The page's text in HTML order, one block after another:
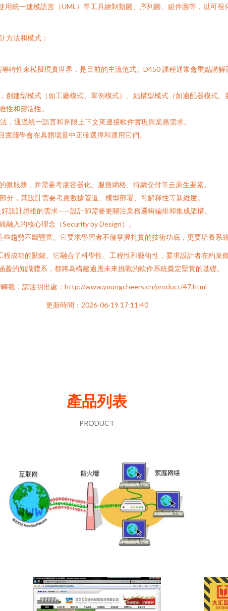
用統一建模語言（UML）等工具繪制類圖、序列圖、組件圖等，以可
方法和模式：
特性來模擬現實世界，是目前的主流范式。D450 課程通常會重點講解面
，創建型模式（如工廠模式、單例模式）、結構型模式（如適配器模式
性和靈活性。
通過統一語言和界限上下文來連接軟件實現與業務需求。
踐學會在具體場景中正確選擇和運用它們。
務，并需要考慮容器化、服務網格、持續交付等云原生要素。
，其設計需要考慮數據管道、模型部署、可解釋性等新維度。
計思維的需求——設計師需要更關注業務邏輯編排和集成架構。
的核心理念（Security by Design）。
趨勢不斷豐富。它要求學習者不僅掌握扎實的技術功底，更要培養系統
功的關鍵。它融合了科學性、工程性和藝術性，要求設計者在約
的知識體系，都將為構建適應未來挑戰的軟件系統奠定堅實的基礎。
載，請注明出處：http://www.youngcheers.cn/product/47.html
更新時間：2026-06-19 17:11:40
產品列表
PRODUCT